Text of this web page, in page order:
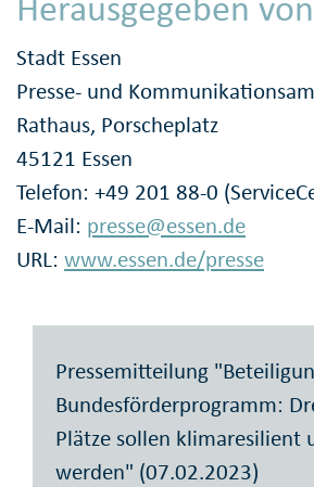
Stadt Essen
Presse- und
Rathaus, Porscheplatz
45121 Essen
Telefon: +49 201 88-0
E-Mail: presse@essen.de
URL: www.essen.de/presse
Pressemitteilung
Bundesförderprogramm:
Plätze sollen klimaresilient
werden" (07.02.2023)